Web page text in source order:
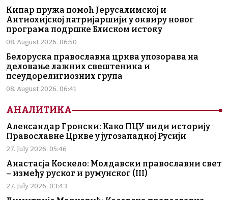
Кипар пружа помоћ Јерусалимској и
Антиохијској патријаршији у оквиру новог
програма подршке Блиском истоку
08. August 2026. 06:50
Белоруска православна црква упозорава на
деловање лажних свештеника и
псеудорелигиозних група
08. August 2026. 06:41
АНАЛИТИКА
Александар Гронски: Како ПЦУ види историју
Православне Цркве у југозападној Русији
27. July 2026. 05:46
Анастасја Коскело: Молдавски православни свет
– између руског и румунског (III)
27. July 2026. 03:43